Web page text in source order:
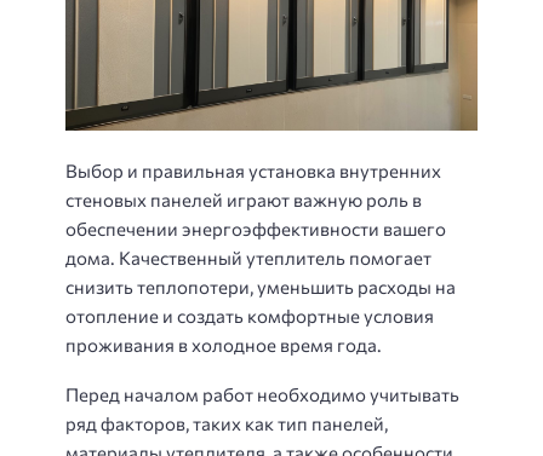
Выбор и правильная установка внутренних
стеновых панелей играют важную роль в
обеспечении энергоэффективности вашего
дома. Качественный утеплитель помогает
снизить теплопотери, уменьшить расходы на
отопление и создать комфортные условия
проживания в холодное время года.
Перед началом работ необходимо учитывать
ряд факторов, таких как тип панелей,